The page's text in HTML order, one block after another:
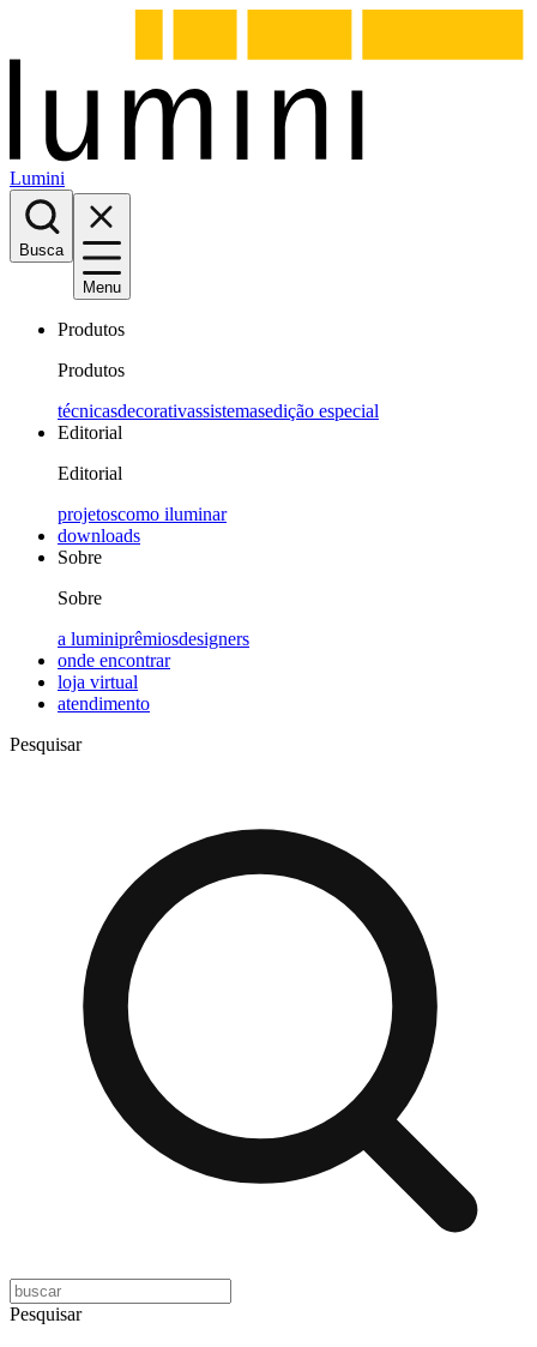
Lumini
Busca
Menu
Produtos
Produtos
técnicasdecorativassistemasedição especial
Editorial
Editorial
projetoscomo iluminar
downloads
Sobre
Sobre
a luminiprêmiosdesigners
onde encontrar
loja virtual
atendimento
Pesquisar
Pesquisar